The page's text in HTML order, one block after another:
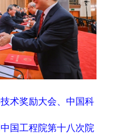
术奖励大会、中国科
国工程院第十八次院